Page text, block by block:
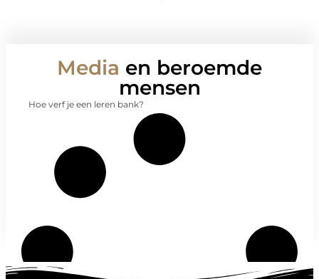
Media en beroemde
mensen
Hoe verf je een leren bank?